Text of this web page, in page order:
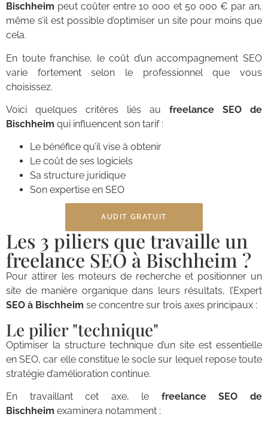
Bischheim peut coûter entre 10 000 et 50 000 € par an,
même s’il est possible d’optimiser un site pour moins que
cela.
En toute franchise, le coût d’un accompagnement SEO
varie fortement selon le professionnel que vous
choisissez.
Voici quelques critères liés au freelance SEO de
Bischheim qui influencent son tarif :
Le bénéfice qu’il vise à obtenir
Le coût de ses logiciels
Sa structure juridique
Son expertise en SEO
AUDIT GRATUIT
Les 3 piliers que travaille un
freelance SEO à Bischheim ?
Pour attirer les moteurs de recherche et positionner un
site de manière organique dans leurs résultats, l’Expert
SEO à Bischheim se concentre sur trois axes principaux :
Le pilier "technique"
Optimiser la structure technique d’un site est essentielle
en SEO, car elle constitue le socle sur lequel repose toute
stratégie d’amélioration continue.
En travaillant cet axe, le freelance SEO de
Bischheim examinera notamment :